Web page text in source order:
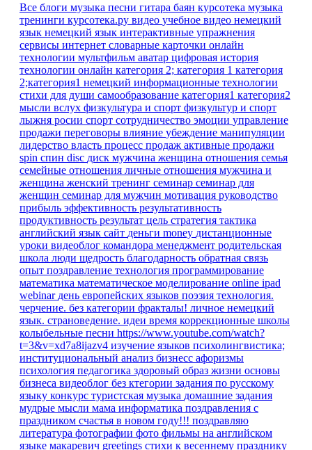
Все блоги музыка песни гитара баян курсотека музыка
тренинги курсотека.ру видео учебное видео немецкий
язык немецкий язык интерактивные упражнения
сервисы интернет словарные карточки онлайн
технологии мультфильм аватар цифровая история
технологии онлайн категория 2; категория 1 категория
2;категория1 немецкий информационные технологии
стихи для души самообразование категория1 категория2
мысли вслух физкультура и спорт физкультур и спорт
лыжня росии спорт сотрудничество эмоции управление
продажи переговоры влияние убеждение манипуляции
лидерство власть процесс продаж активные продажи
spin спин disc диск мужчина женщина отношения семья
семейные отношения личные отношения мужчина и
женщина женский тренинг семинар семинар для
женщин семинар для мужчин мотивация руководство
прибыль эффективность результативность
продуктивность результат цель стратегия тактика
английский язык сайт деньги money дистанционные
уроки видеоблог командора менеджмент родительская
школа люди щедрость благодарность обратная связь
опыт поздравление технология программирование
математика математическое моделирование online ipad
webinar день европейских языков поэзия технология.
черчение. без категории фракталы! личное немецкий
язык. страноведение. идеи время коррекционные школы
колыбельные песни https://www.youtube.com/watch?
t=3&v=xd7a8ijazv4 изучение языков психолингвистика;
институциональный анализ бизнесс афоризмы
психология педагогика здоровый образ жизни основы
бизнеса видеоблог без ктегории задания по русскому
языку конкурс туристская музыка домашние задания
мудрые мысли мама информатика поздравления с
праздником счастья в новом году!!! поздравляю
литература фотографии фото фильмы на английском
языке макаревич greetings стихи к весеннему празднику